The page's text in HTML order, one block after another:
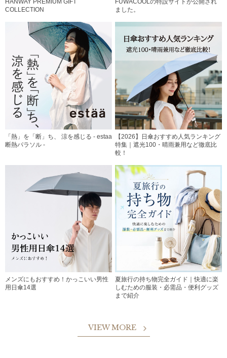
HANWAY PREMIUM GIFT
COLLECTION
FUWACOOLの特設サイトが公開され
ました。
「熱」を「断」ち、 涼を感じる - estaa
断熱パラソル -
【2026】日傘おすすめ人気ランキング
特集｜遮光100・晴雨兼用など徹底比
較！
メンズにもおすすめ！かっこいい男性
用日傘14選
夏旅行の持ち物完全ガイド｜快適に楽
しむための服装・必需品・便利グッズ
まで紹介
VIEW MORE